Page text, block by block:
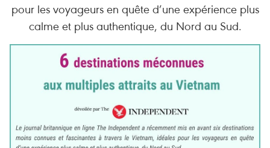
pour les voyageurs en quête d’une expérience plus
calme et plus authentique, du Nord au Sud.